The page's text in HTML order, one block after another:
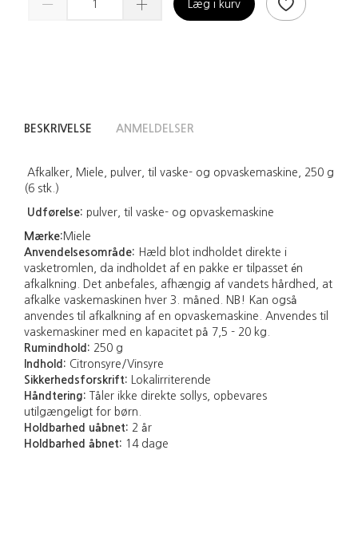
Læg i kurv
BESKRIVELSE ANMELDELSER
Afkalker, Miele, pulver, til vaske- og opvaskemaskine, 250 g
(6 stk.)
Udførelse: pulver, til vaske- og opvaskemaskine
Mærke: Miele
Anvendelsesområde: Hæld blot indholdet direkte i
vasketromlen, da indholdet af en pakke er tilpasset én
afkalkning. Det anbefales, afhængig af vandets hårdhed, at
afkalke vaskemaskinen hver 3. måned. NB! Kan også
anvendes til afkalkning af en opvaskemaskine. Anvendes til
vaskemaskiner med en kapacitet på 7,5 - 20 kg.
Rumindhold: 250 g
Indhold: Citronsyre/Vinsyre
Sikkerhedsforskrift: Lokalirriterende
Håndtering: Tåler ikke direkte sollys, opbevares
utilgængeligt for børn.
Holdbarhed uåbnet: 2 år
Holdbarhed åbnet: 14 dage